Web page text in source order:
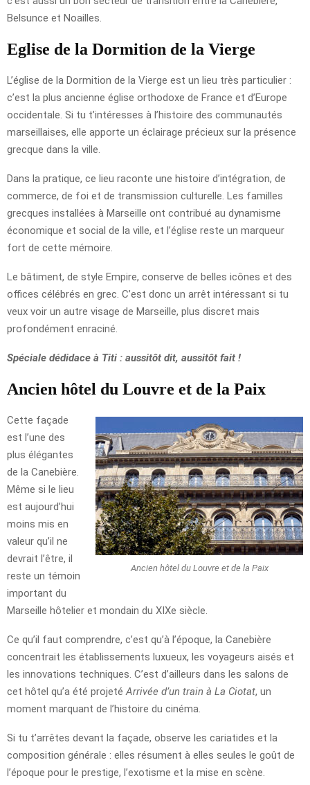
Belsunce et Noailles.
Eglise de la Dormition de la Vierge
L’église de la Dormition de la Vierge est un lieu très particulier :
c’est la plus ancienne église orthodoxe de France et d’Europe
occidentale. Si tu t’intéresses à l’histoire des communautés
marseillaises, elle apporte un éclairage précieux sur la présence
grecque dans la ville.
Dans la pratique, ce lieu raconte une histoire d’intégration, de
commerce, de foi et de transmission culturelle. Les familles
grecques installées à Marseille ont contribué au dynamisme
économique et social de la ville, et l’église reste un marqueur
fort de cette mémoire.
Le bâtiment, de style Empire, conserve de belles icônes et des
offices célébrés en grec. C’est donc un arrêt intéressant si tu
veux voir un autre visage de Marseille, plus discret mais
profondément enraciné.
Spéciale dédidace à Titi : aussitôt dit, aussitôt fait !
Ancien hôtel du Louvre et de la Paix
Ancien hôtel du Louvre et de la Paix
Cette façade
est l’une des
plus élégantes
de la Canebière.
Même si le lieu
est aujourd’hui
moins mis en
valeur qu’il ne
devrait l’être, il
reste un témoin
important du
Marseille hôtelier et mondain du XIXe siècle.
Ce qu’il faut comprendre, c’est qu’à l’époque, la Canebière
concentrait les établissements luxueux, les voyageurs aisés et
les innovations techniques. C’est d’ailleurs dans les salons de
cet hôtel qu’a été projetéArrivée d’un train à La Ciotat, un
moment marquant de l’histoire du cinéma.
Si tu t’arrêtes devant la façade, observe les cariatides et la
composition générale : elles résument à elles seules le goût de
l’époque pour le prestige, l’exotisme et la mise en scène.